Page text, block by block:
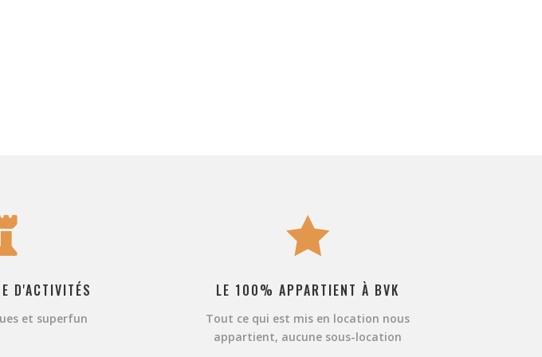
D'ACTIVITÉS
et superfun

LE 100% APPARTIENT À BVK
Tout ce qui est mis en location nous
appartient, aucune sous-location